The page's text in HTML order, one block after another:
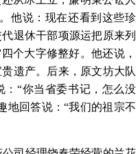
他说：现在还看到这些珍
退休干部项源运把原来列
个大字修整好。他还说，
遗产。后来，原文坊大队
：“你当省委书记，怎么没
地回答说：“我们的祖宗不